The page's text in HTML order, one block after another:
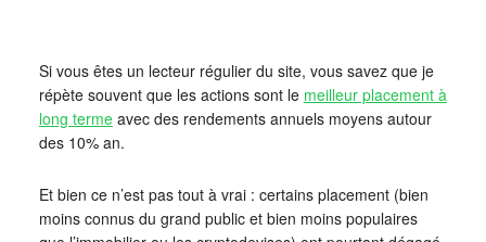
Si vous êtes un lecteur régulier du site, vous savez que je
répète souvent que les actions sont le meilleur placement à
long termeavec des rendements annuels moyens autour
des 10% an.
Et bien ce n’est pas tout à vrai : certains placement (bien
moins connus du grand public et bien moins populaires